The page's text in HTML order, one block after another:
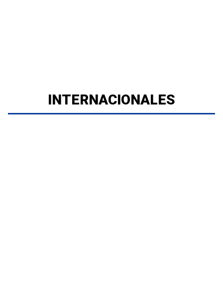
INTERNACIONALES